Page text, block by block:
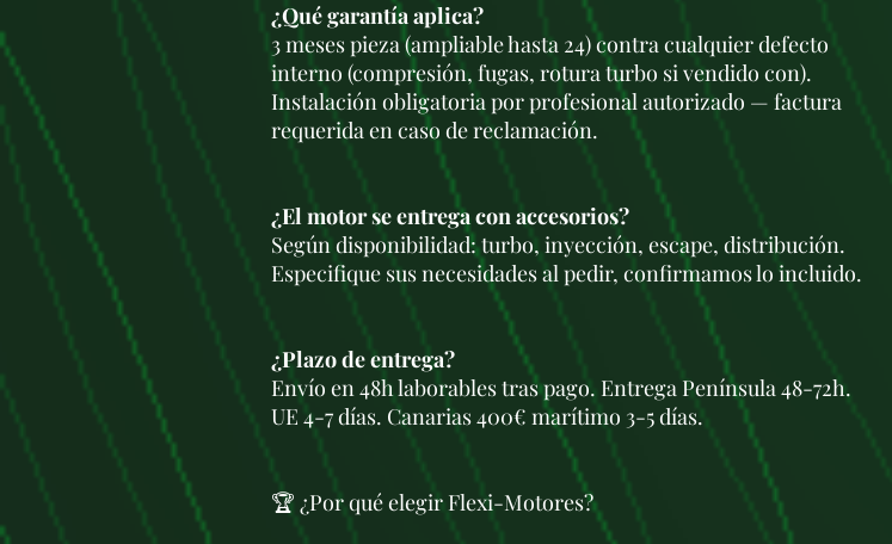
¿Qué garantía aplica?
3 meses pieza (ampliable hasta 24) contra cualquier defecto
interno (compresión, fugas, rotura turbo si vendido con).
Instalación obligatoria por profesional autorizado — factura
requerida en caso de reclamación.
¿El motor se entrega con accesorios?
Según disponibilidad: turbo, inyección, escape, distribución.
Especifique sus necesidades al pedir, confirmamos lo incluido.
¿Plazo de entrega?
Envío en 48h laborables tras pago. Entrega Península 48-72h.
UE 4-7 días. Canarias 400€ marítimo 3-5 días.
🏆 ¿Por qué elegir Flexi-Motores?